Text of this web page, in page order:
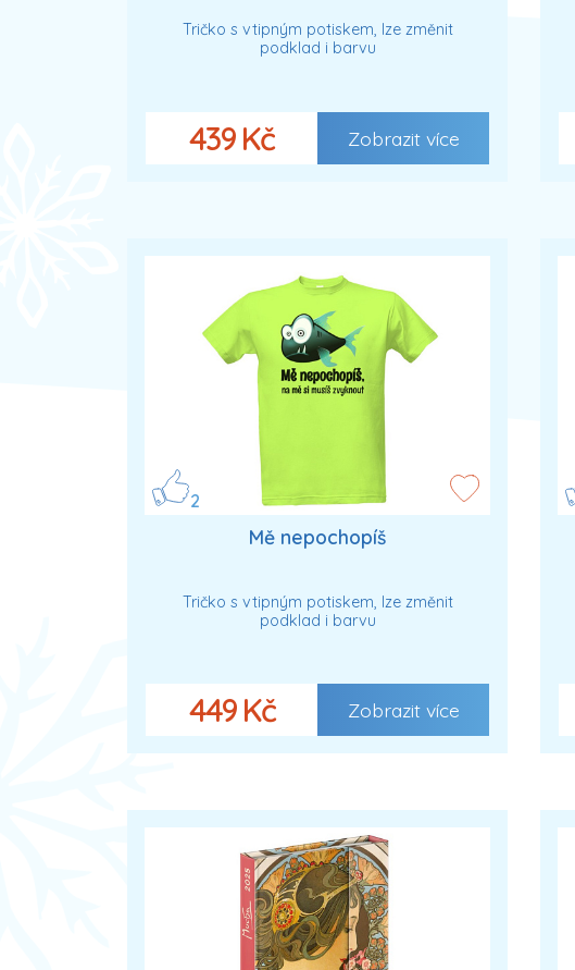
Tričko s vtipným potiskem, lze změnit
podklad i barvu
439 Kč Zobrazit více
2
Mě nepochopíš
Tričko s vtipným potiskem, lze změnit
podklad i barvu
449 Kč Zobrazit více